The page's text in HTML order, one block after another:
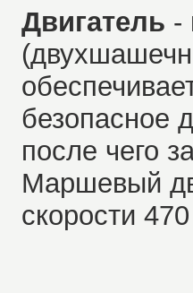
Двигатель -
безопасное
после чего
Маршевый
скорости